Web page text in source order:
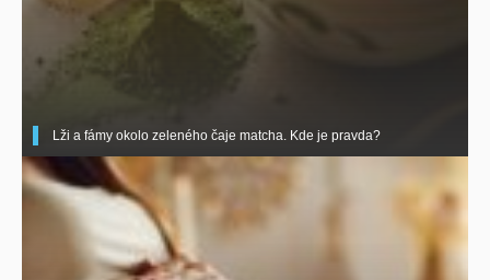
Lži a fámy okolo zeleného čaje matcha. Kde je pravda?